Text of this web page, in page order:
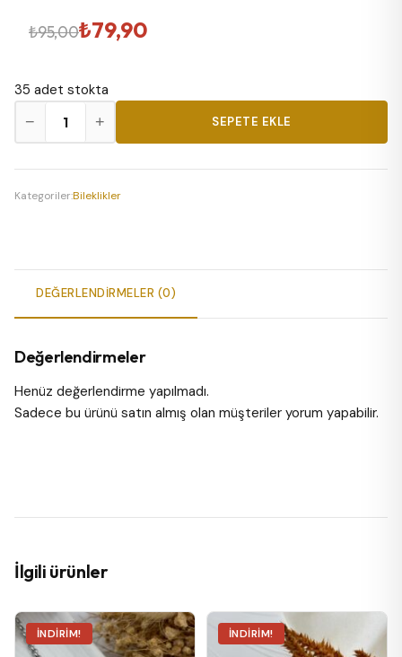
₺95,00
Orijinal
₺95,00.
₺79,90
Şu
fiyat:
₺79,90.
35 adet stokta
Yazısız
Charm
− + SEPETE EKLE
Kategoriler:Bileklikler
DEĞERLENDIRMELER (0)
Değerlendirmeler
Henüz değerlendirme yapılmadı.
Sadece bu ürünü satın almış olan müşteriler yorum yapabilir.
İlgili ürünler
İNDIRIM! İNDIRIM!